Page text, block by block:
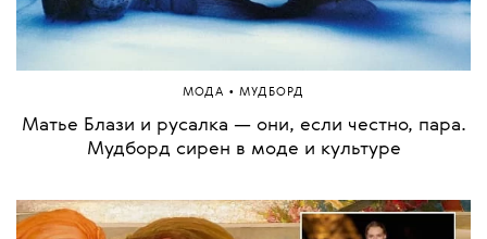
МОДА • МУДБОРД
Матье Блази и русалка — они, если честно, пара.
Мудборд сирен в моде и культуре